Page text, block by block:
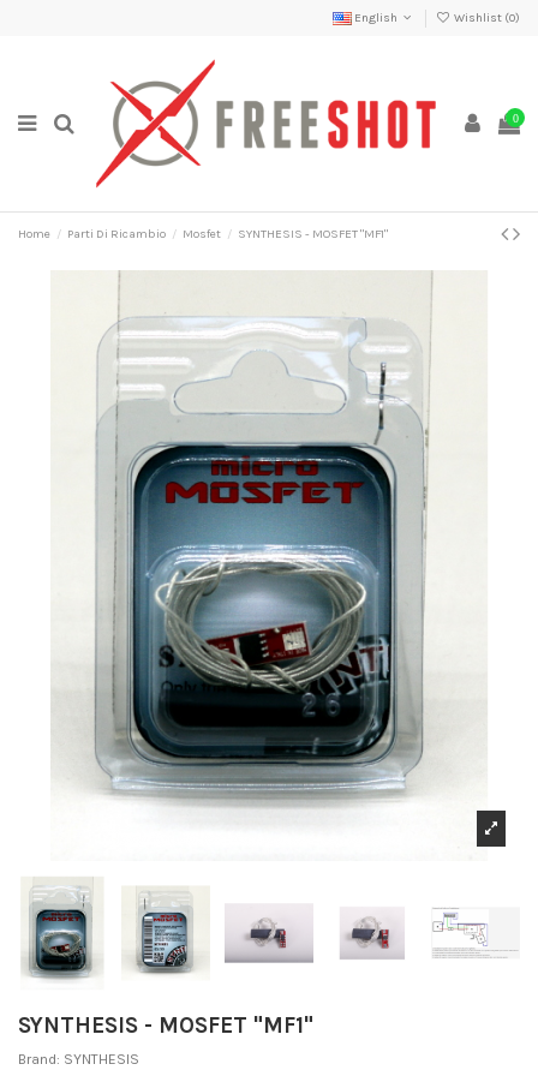
English Wishlist (0)
0
Home Parti Di Ricambio Mosfet SYNTHESIS - MOSFET "MF1"
SYNTHESIS - MOSFET "MF1"
Brand: SYNTHESIS